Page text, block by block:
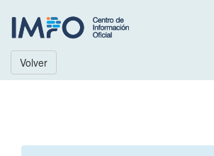
Volver